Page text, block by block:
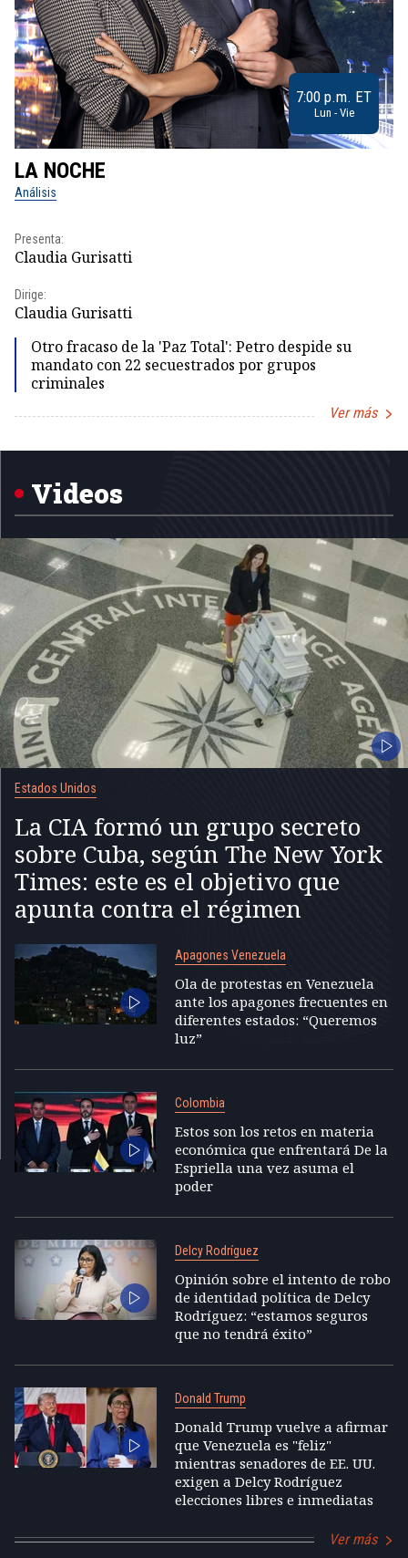
7:00 p.m. ET
Lun - Vie
LA NOCHE
Análisis
Presenta:
Claudia Gurisatti
Dirige:
Claudia Gurisatti
Otro fracaso de la 'Paz Total': Petro despide su
mandato con 22 secuestrados por grupos
criminales
Ver más
1
Videos
Estados Unidos
La CIA formó un grupo secreto
sobre Cuba, según The New York
Times: este es el objetivo que
apunta contra el régimen
Apagones Venezuela
Ola de protestas en Venezuela
ante los apagones frecuentes en
diferentes estados: “Queremos
luz”
Colombia
Estos son los retos en materia
económica que enfrentará De la
Espriella una vez asuma el
poder
Delcy Rodríguez
Opinión sobre el intento de robo
de identidad política de Delcy
Rodríguez: “estamos seguros
que no tendrá éxito”
Donald Trump
Donald Trump vuelve a afirmar
que Venezuela es "feliz"
mientras senadores de EE. UU.
exigen a Delcy Rodríguez
elecciones libres e inmediatas
Ver más